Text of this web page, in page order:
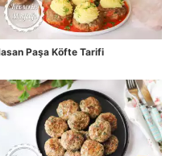
Paşa Köfte Tarifi